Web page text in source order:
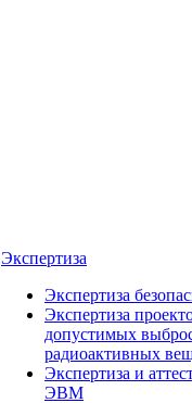
Экспертиза
Экспертиза
Экспертиза
допустимых
радиоактивных
Экспертиза и
ЭВМ